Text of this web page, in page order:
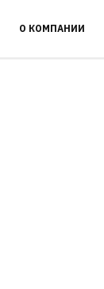
О КОМПАНИИ